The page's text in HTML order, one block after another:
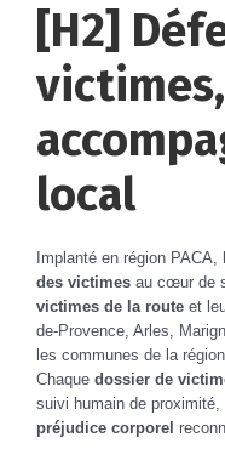
[H2]
local
Implanté en région PACA,
des victimes au cœur de
victimes de la route et
de-Provence, Arles,
les communes de la
Chaque dossier de
suivi humain de proximité,
préjudice corporel